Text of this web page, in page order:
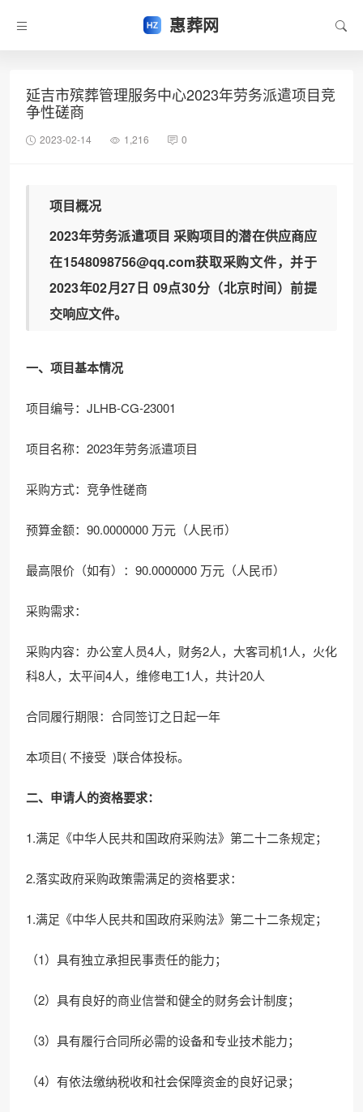
惠葬网
延吉市殡葬管理服务中心2023年劳务派遣项目竞
争性磋商
2023-02-14 1,216 0
项目概况
2023年劳务派遣项目 采购项目的潜在供应商应
在1548098756@qq.com获取采购文件，并于
2023年02月27日 09点30分（北京时间）前提
交响应文件。
一、项目基本情况
项目编号：JLHB-CG-23001
项目名称：2023年劳务派遣项目
采购方式：竞争性磋商
预算金额：90.0000000 万元（人民币）
最高限价（如有）：90.0000000 万元（人民币）
采购需求：
采购内容：办公室人员4人，财务2人，大客司机1人，火化
科8人，太平间4人，维修电工1人，共计20人
合同履行期限：合同签订之日起一年
本项目( 不接受 )联合体投标。
二、申请人的资格要求：
1.满足《中华人民共和国政府采购法》第二十二条规定；
2.落实政府采购政策需满足的资格要求：
1.满足《中华人民共和国政府采购法》第二十二条规定；
（1）具有独立承担民事责任的能力；
（2）具有良好的商业信誉和健全的财务会计制度；
（3）具有履行合同所必需的设备和专业技术能力；
（4）有依法缴纳税收和社会保障资金的良好记录；